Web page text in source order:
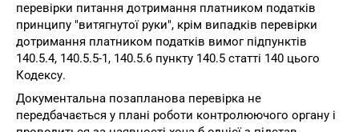
перевірки питання дотримання платником податків
принципу "витягнутої руки", крім випадків перевірки
дотримання платником податків вимог підпунктів
140.5.4, 140.5.5-1, 140.5.6 пункту 140.5 статті 140 цього
Кодексу.
Документальна позапланова перевірка не
передбачається у плані роботи контролюючого органу і